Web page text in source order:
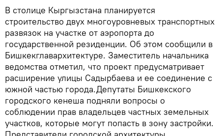
В столице Кыргызстана планируется
строительство двух многоуровневых транспортных
развязок на участке от аэропорта до
государственной резиденции. Об этом сообщили в
Бишкекглавархитектуре. Заместитель начальника
ведомства отметил, что проект предусматривает
расширение улицы Садырбаева и ее соединение с
южной частью города.Депутаты Бишкекского
городского кенеша подняли вопросы о
соблюдении прав владельцев частных земельных
участков, которые могут попасть в зону застройки.